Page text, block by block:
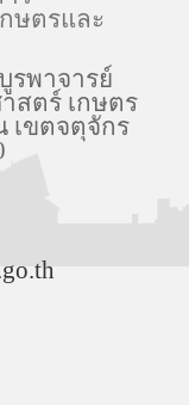
ษตรและ
รพาจารย์
สตร์ เกษตร
เขตจตุจักร